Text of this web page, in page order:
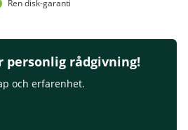
Ren disk-garanti
personlig rådgivning!
och erfarenhet.